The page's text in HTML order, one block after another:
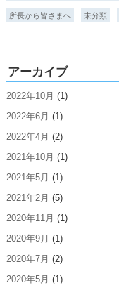
所長から皆さまへ 未分類
アーカイブ
2022年10月 (1)
2022年6月 (1)
2022年4月 (2)
2021年10月 (1)
2021年5月 (1)
2021年2月 (5)
2020年11月 (1)
2020年9月 (1)
2020年7月 (2)
2020年5月 (1)